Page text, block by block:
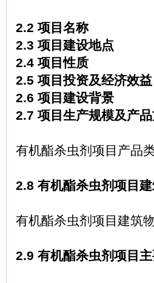
2.2 项目名称
2.3 项目建设地点
2.4 项目性质
2.5 项目投资及经济效益
2.6 项目建设背景
2.7 项目生产规模及产
有机酯杀虫剂项目产品
2.8 有机酯杀虫剂项目
有机酯杀虫剂项目建筑
2.9 有机酯杀虫剂项目